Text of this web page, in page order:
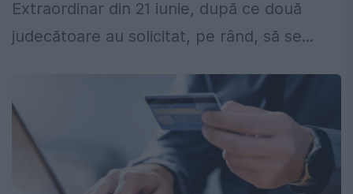
Extraordinar din 21 iunie, după ce două
judecătoare au solicitat, pe rând, să se...